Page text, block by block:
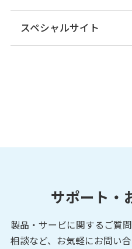
スペシャルサイト
サポート・
製品・サービに関するご質
相談など、お気軽にお問い合